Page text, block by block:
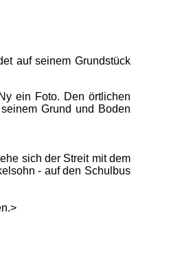
auf seinem Grundstück
ein Foto. Den örtlichen
Grund und Boden
sich der Streit mit dem
- auf den Schulbus